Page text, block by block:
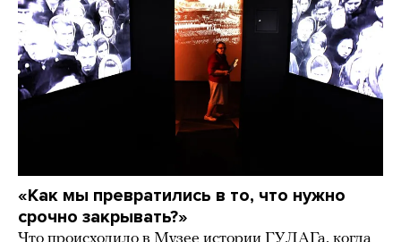
«Как мы превратились в то, что нужно
срочно закрывать?»